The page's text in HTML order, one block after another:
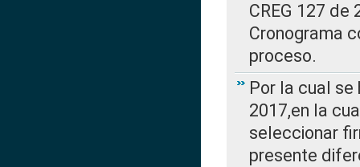
CREG 127 de
Cronograma
proceso.
Por la cual se
2017,en la
seleccionar
presente